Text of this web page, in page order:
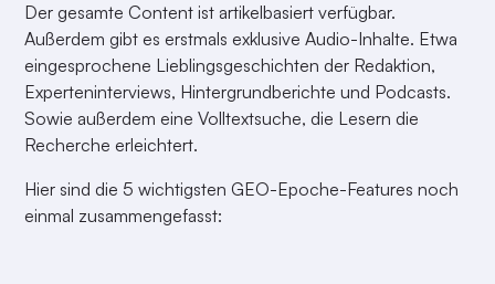
Der gesamte Content ist artikelbasiert verfügbar.
Außerdem gibt es erstmals exklusive Audio-Inhalte. Etwa
eingesprochene Lieblingsgeschichten der Redaktion,
Experteninterviews, Hintergrundberichte und Podcasts.
Sowie außerdem eine Volltextsuche, die Lesern die
Recherche erleichtert.
Hier sind die 5 wichtigsten GEO-Epoche-Features noch
einmal zusammengefasst: